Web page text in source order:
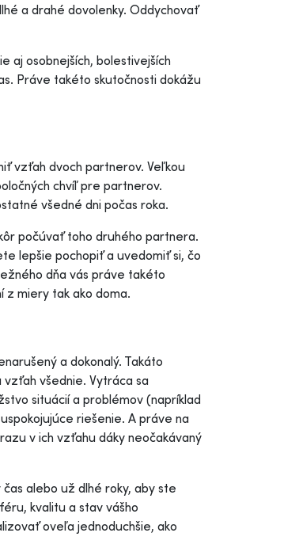
a drahé dovolenky. Oddychovať
aj osobnejších, bolestivejších
Práve takéto skutočnosti dokážu
vzťah dvoch partnerov. Veľkou
chvíľ pre partnerov.
všedné dni počas roka.
počúvať toho druhého partnera.
lepšie pochopiť a uvedomiť si, čo
dňa vás práve takéto
z miery tak ako doma.
a dokonalý. Takáto
všednie. Vytráca sa
situácií a problémov (napríklad
riešenie. A práve na
v ich vzťahu dáky neočakávaný
alebo už dlhé roky, aby ste
kvalitu a stav vášho
oveľa jednoduchšie, ako